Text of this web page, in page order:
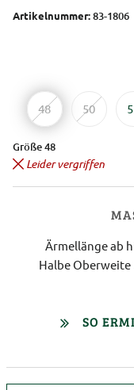
Artikelnummer:83-1806
48 50
Größe 48
Leider vergriffen
Ärmellänge ab
Halbe Oberweite
SO